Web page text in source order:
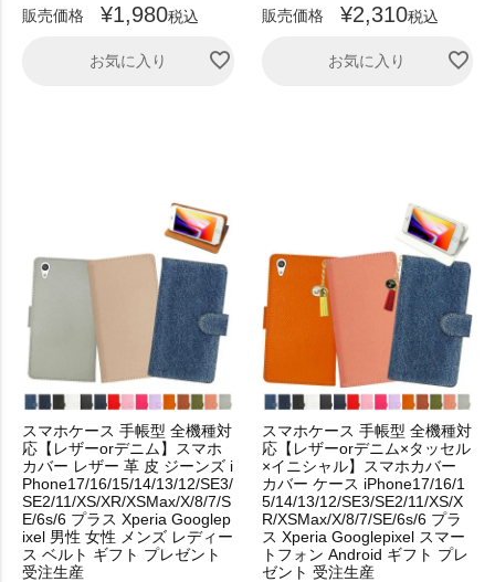
販売価格
¥1,980税込
お気に入り
販売価格
¥2,310税込
お気に入り
スマホケース 手帳型 全機種対
応【レザーorデニム】スマホ
カバー レザー 革 皮 ジーンズ i
Phone17/16/15/14/13/12/SE3/
SE2/11/XS/XR/XSMax/X/8/7/S
E/6s/6 プラス Xperia Googlep
ixel 男性 女性 メンズ レディー
ス ベルト ギフト プレゼント
受注生産
スマホケース 手帳型 全機種対
応【レザーorデニム×タッセル
×イニシャル】スマホカバー
カバー ケース iPhone17/16/1
5/14/13/12/SE3/SE2/11/XS/X
R/XSMax/X/8/7/SE/6s/6 プラ
ス Xperia Googlepixel スマー
トフォン Android ギフト プレ
ゼント 受注生産